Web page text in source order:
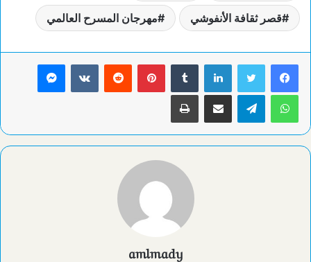
قصر ثقافة الأنفوشي مهرجان المسرح العالمي
لينكدإن بينتيريست ماسنجر
واتساب تيلقرام مشاركة عبر البريد طباعة
amlmady